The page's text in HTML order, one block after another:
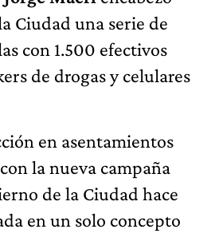
Ciudad una serie de
con 1.500 efectivos
de drogas y celulares
en asentamientos
la nueva campaña
de la Ciudad hace
en un solo concepto